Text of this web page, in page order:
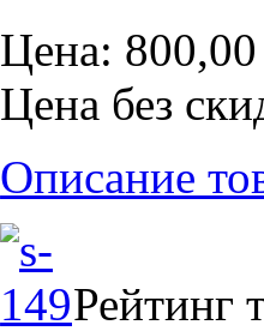
Цена:
Цена без
Описание
Рейтинг